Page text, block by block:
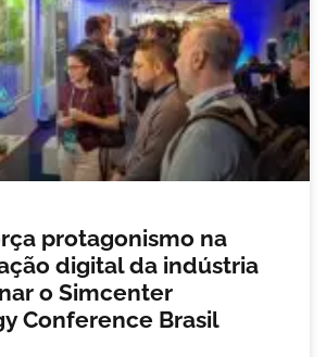
protagonismo na
digital da indústria
o Simcenter
Conference Brasil